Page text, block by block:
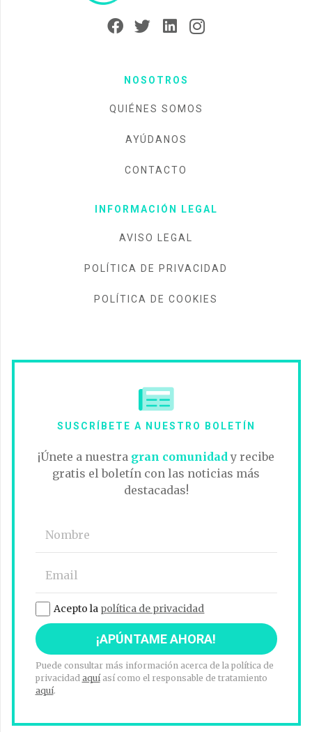
NOSOTROS
QUIÉNES SOMOS
AYÚDANOS
CONTACTO
INFORMACIÓN LEGAL
AVISO LEGAL
POLÍTICA DE PRIVACIDAD
POLÍTICA DE COOKIES
SUSCRÍBETE A NUESTRO BOLETÍN
¡Únete a nuestra gran comunidad y recibe
gratis el boletín con las noticias más
destacadas!
Acepto la política de privacidad
Puede consultar más información acerca de la política de
privacidad aquíasí como el responsable de tratamiento
aquí.